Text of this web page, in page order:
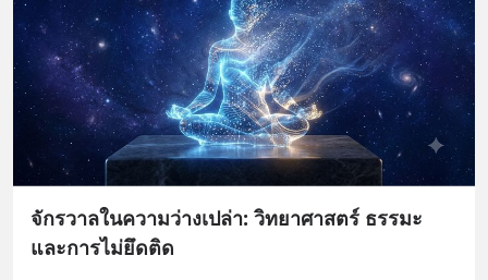
จักรวาลในความว่างเปล่า: วิทยาศาสตร์ ธรรมะ
และการไม่ยึดติด